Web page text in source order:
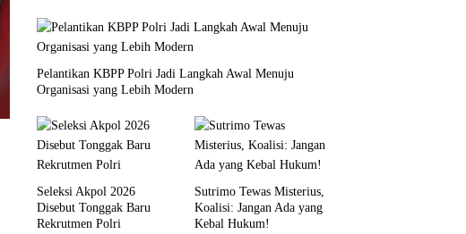
Pelantikan KBPP Polri Jadi Langkah Awal Menuju
Organisasi yang Lebih Modern
Seleksi Akpol 2026
Disebut Tonggak Baru
Rekrutmen Polri
Sutrimo Tewas Misterius,
Koalisi: Jangan Ada yang
Kebal Hukum!